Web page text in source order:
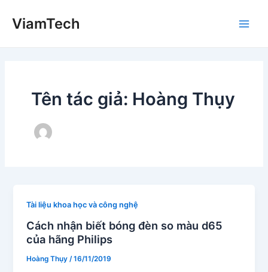
ViamTech
Tên tác giả: Hoàng Thụy
Tài liệu khoa học và công nghệ
Cách nhận biết bóng đèn so màu d65
của hãng Philips
Hoàng Thụy/16/11/2019